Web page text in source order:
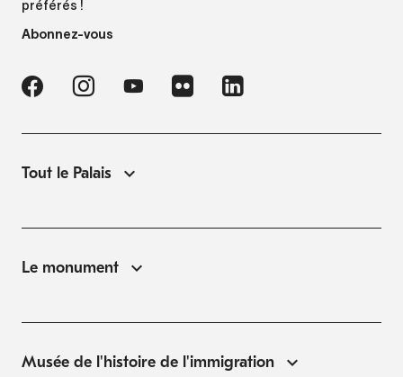
préférés !
Abonnez-vous
Tout le Palais
Le monument
Musée de l'histoire de l'immigration